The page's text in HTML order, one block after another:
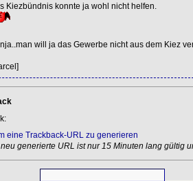
Kiezbündnis konnte ja wohl nicht helfen.
will ja das Gewerbe nicht aus dem Kiez
eine Trackback-URL zu generieren
generierte URL ist nur 15 Minuten lang gültig